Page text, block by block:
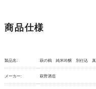
商品仕様
製品名: 萩の鶴 純米吟醸 別仕込 真
メーカー: 萩野酒造